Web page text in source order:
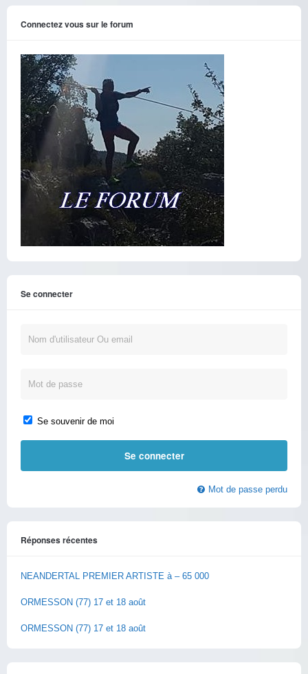
Connectez vous sur le forum
Se connecter
Se souvenir de moi
Mot de passe perdu
Réponses récentes
NEANDERTAL PREMIER ARTISTE à – 65 000
ORMESSON (77) 17 et 18 août
ORMESSON (77) 17 et 18 août